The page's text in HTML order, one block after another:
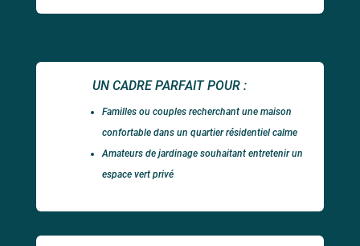
UN CADRE PARFAIT POUR :
Familles ou couples recherchant une maison
confortable dans un quartier résidentiel calme
Amateurs de jardinage souhaitant entretenir un
espace vert privé